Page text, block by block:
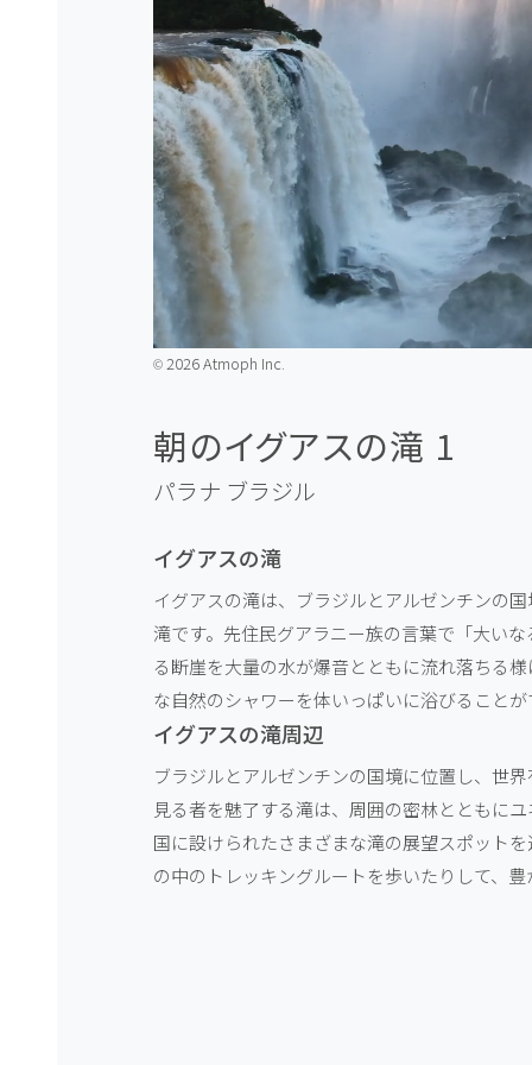
©️2026 Atmoph Inc.
朝のイグアスの滝 1
パラナ ブラジル
イグアスの滝
イグアスの滝は、ブラジルとアルゼンチンの
滝です。先住民グアラニー族の言葉で「大い
る断崖を大量の水が爆音とともに流れ落ちる
な自然のシャワーを体いっぱいに浴びること
イグアスの滝周辺
ブラジルとアルゼンチンの国境に位置し、世
見る者を魅了する滝は、周囲の密林とともに
国に設けられたさまざまな滝の展望スポット
の中のトレッキングルートを歩いたりして、